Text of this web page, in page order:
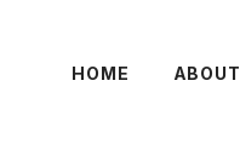
HOME ABOUT